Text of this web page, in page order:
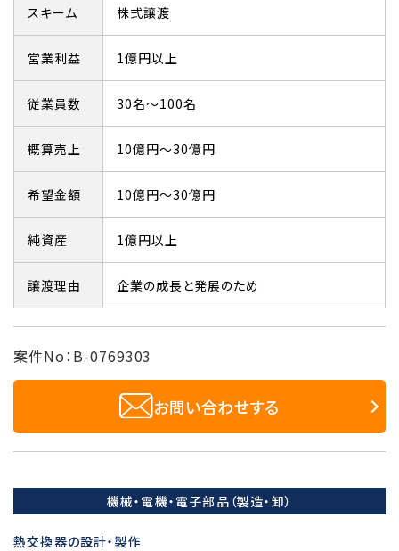
スキーム 株式譲渡
営業利益 1億円以上
従業員数 30名～100名
概算売上 10億円～30億円
希望金額 10億円～30億円
純資産 1億円以上
譲渡理由 企業の成長と発展のため
案件No：B-0769303
お問い合わせする
機械・電機・電子部品（製造・卸）
熱交換器の設計・製作